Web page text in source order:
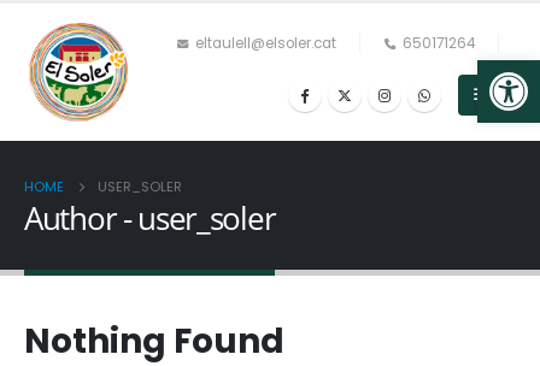
eltaulell@elsoler.cat 650171264
HOME USER_SOLER
Author - user_soler
Nothing Found